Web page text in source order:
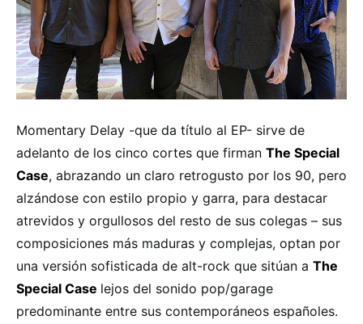
Momentary Delay -que da título al EP- sirve de
adelanto de los cinco cortes que firman The Special
Case, abrazando un claro retrogusto por los 90, pero
alzándose con estilo propio y garra, para destacar
atrevidos y orgullosos del resto de sus colegas – sus
composiciones más maduras y complejas, optan por
una versión sofisticada de alt-rock que sitúan a The
Special Case lejos del sonido pop/garage
predominante entre sus contemporáneos españoles.